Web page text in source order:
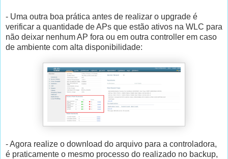
- Uma outra boa prática antes de realizar o upgrade é
verificar a quantidade de APs que estão ativos na WLC para
não deixar nenhum AP fora ou em outra controller em caso
de ambiente com alta disponibilidade:
- Agora realize o download do arquivo para a controladora,
é praticamente o mesmo processo do realizado no backup,